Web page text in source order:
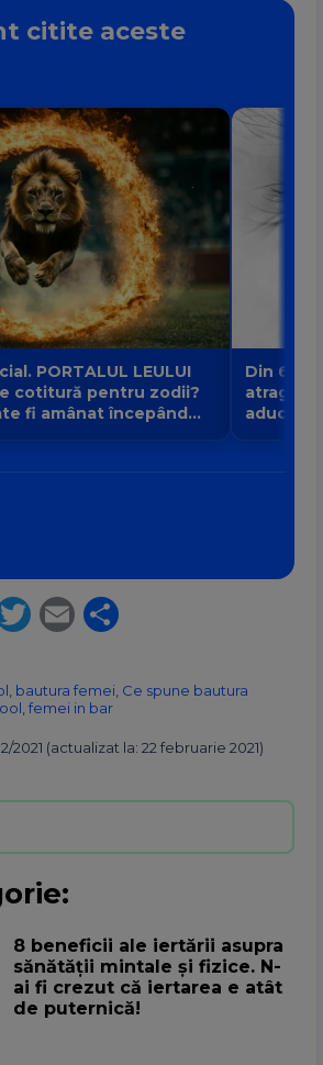
citite aceste
PORTALUL LEULUI
cotitură pentru zodii?
fi amânat începând
Din 6
atrage
aduce
Twitter
Email
bautura femei Ce spune bautura
femei in bar
2021 (actualizat la: 22 februarie 2021)
8 beneficii ale iertării asupra
sănătății mintale și fizice. N-
ai fi crezut că iertarea e atât
de puternică!